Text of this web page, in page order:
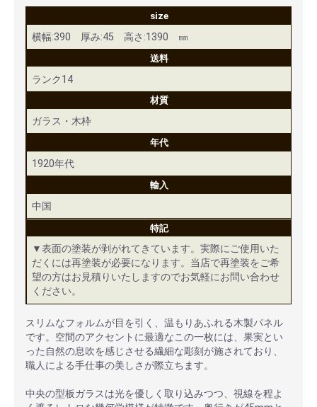
size
横幅:390 厚み:45 高さ:1390 ㎜
送料
ランク14
材質
ガラス・木枠
年代
1920年代
輸入
中国
特記
▼表面の塗装が剥がれてきています。実際にご使用いた
だくには再塗装が必要になります。当店で再塗装をご希
望の方はお見積りいたしますのでお気軽にお問い合わせ
ください。
スリムなフォルムが目を引く、温もりあふれる木製パネル
です。空間のアクセントに最適なこの一枚には、果実とい
った自然の息吹を感じさせる繊細な彫刻が施されており、
職人による手仕事の美しさが際立ちます。
中央の型板ガラスは光を優しく取り込みつつ、視線を程よ